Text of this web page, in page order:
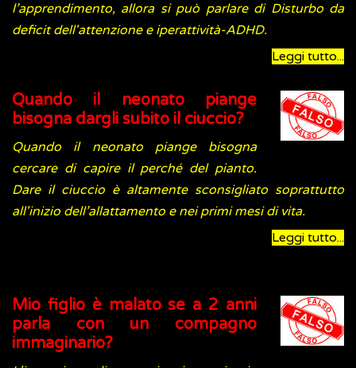
l’apprendimento, allora si può parlare di Disturbo da
deficit dell'attenzione e iperattività-ADHD.
Leggi tutto...
Quando il neonato piange
bisogna dargli subito il ciuccio?
Quando il neonato piange bisogna
cercare di capire il perché del pianto.
Dare il ciuccio è altamente sconsigliato soprattutto
all'inizio dell’allattamento e nei primi mesi di vita.
Leggi tutto...
Mio figlio è malato se a 2 anni
parla con un compagno
immaginario?